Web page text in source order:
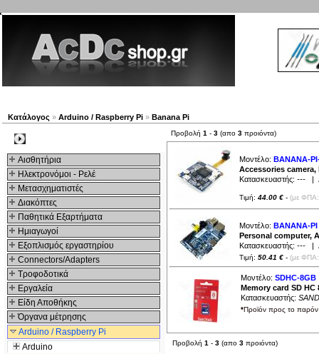
Κατάλογος » Arduino / Raspberry Pi » Banana Pi
Αισθητήρια
Ηλεκτρονόμοι - Ρελέ
Μετασχηματιστές
Διακόπτες
Παθητικά Εξαρτήματα
Hμιαγωγοί
Εξοπλισμός εργαστηρίου
Connectors/Adapters
Τροφοδοτικά
Εργαλεία
Είδη Αποθήκης
Όργανα μέτρησης
Arduino / Raspberry Pi
Arduino
Προβολή 1 - 3 (απο 3 προιόντα)
Μοντέλο: BANANA-
Accessories camera,
Κατασκευαστής: --- |
Τιμή: 44.00 € - (με
Μοντέλο: BANANA-PI
Personal computer,
Κατασκευαστής: --- |
Τιμή: 50.41 € - (με
Μοντέλο: SDHC-8GB
Memory card SD HC
Κατασκευαστής:
*Προϊόν προς το παρόν
Προβολή 1 - 3 (απο 3 προιόντα)